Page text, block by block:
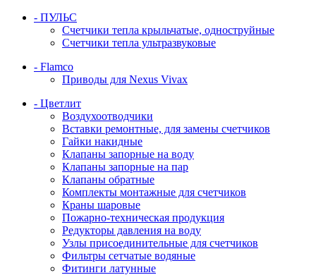
- ПУЛЬС
Счетчики тепла крыльчатые, одноструйные
Счетчики тепла ультразвуковые
- Flamco
Приводы для Nexus Vivax
- Цветлит
Воздухоотводчики
Вставки ремонтные, для замены счетчиков
Гайки накидные
Клапаны запорные на воду
Клапаны запорные на пар
Клапаны обратные
Комплекты монтажные для счетчиков
Краны шаровые
Пожарно-техническая продукция
Редукторы давления на воду
Узлы присоединительные для счетчиков
Фильтры сетчатые водяные
Фитинги латунные